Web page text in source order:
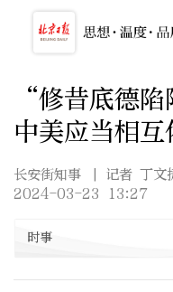
“修昔底德
中美应当相
长安街知事
| 记者 丁文
2024-03-23 13:27
时事